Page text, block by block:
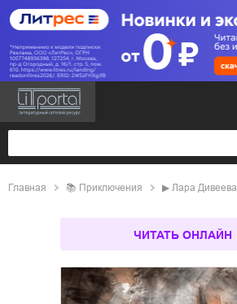
Главная 📚 приключения ▶ Лара Дивеева
ЧИТАТЬ ОНЛАЙН